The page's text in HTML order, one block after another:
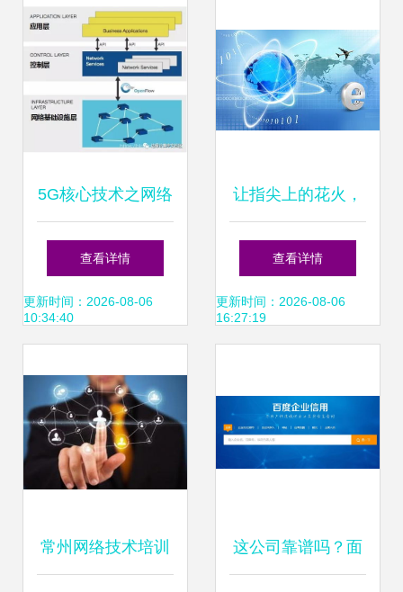
——网络技术篇
5G核心技术之网络
切片 构建灵活高效
的未来网络
查看详情
更新时间：2026-08-06
10:34:40
让指尖上的花火，
点燃企业的梦想 网
络技术赋能新时代
查看详情
更新时间：2026-08-06
16:27:19
常州网络技术培训 这公司靠谱吗？面